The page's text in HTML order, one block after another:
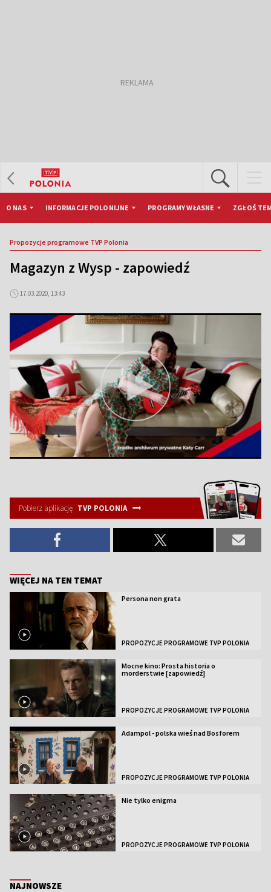
O NAS INFORMACJE POLONIJNE PROGRAMY WŁASNE ZGŁOŚ
Propozycje programowe TVP Polonia
Magazyn z Wysp - zapowiedź
17.03.2020, 13:43
Pobierz aplikację TVP POLONIA
WIĘCEJ NA TEN TEMAT
Persona non grata
PROPOZYCJE PROGRAMOWE TVP POLONIA
Mocne kino: Prosta historia o
morderstwie [zapowiedź]
PROPOZYCJE PROGRAMOWE TVP POLONIA
Adampol - polska wieś nad Bosforem
PROPOZYCJE PROGRAMOWE TVP POLONIA
Nie tylko enigma
PROPOZYCJE PROGRAMOWE TVP POLONIA
NAJNOWSZE